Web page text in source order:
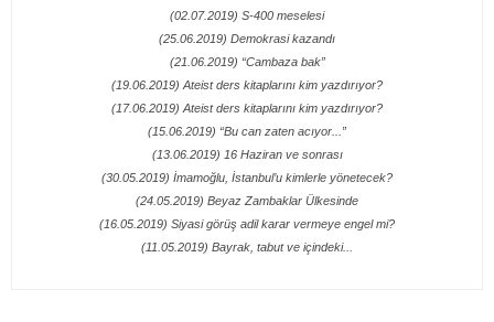
(02.07.2019) S-400 meselesi
(25.06.2019) Demokrasi kazandı
(21.06.2019) “Cambaza bak”
(19.06.2019) Ateist ders kitaplarını kim yazdırıyor?
(17.06.2019) Ateist ders kitaplarını kim yazdırıyor?
(15.06.2019) “Bu can zaten acıyor...”
(13.06.2019) 16 Haziran ve sonrası
(30.05.2019) İmamoğlu, İstanbul’u kimlerle yönetecek?
(24.05.2019) Beyaz Zambaklar Ülkesinde
(16.05.2019) Siyasi görüş adil karar vermeye engel mi?
(11.05.2019) Bayrak, tabut ve içindeki...